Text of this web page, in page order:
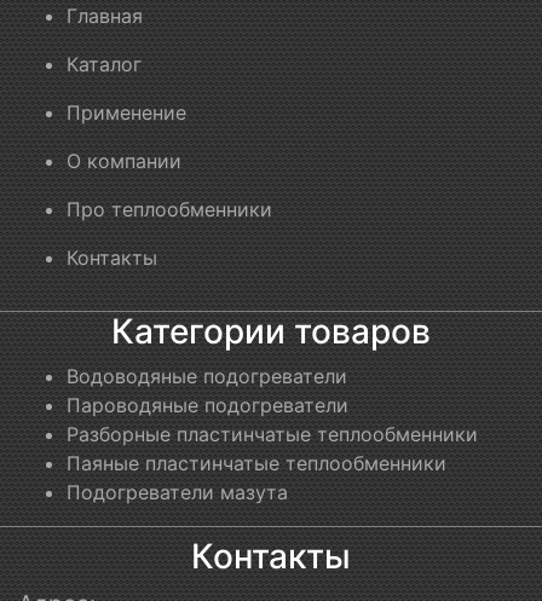
Главная
Каталог
Применение
О компании
Про теплообменники
Контакты
Категории товаров
Водоводяные подогреватели
Пароводяные подогреватели
Разборные пластинчатые теплообменники
Паяные пластинчатые теплообменники
Подогреватели мазута
Контакты